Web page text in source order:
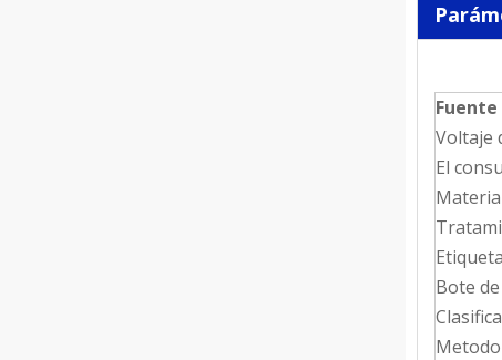
Voltaje
El
Bote